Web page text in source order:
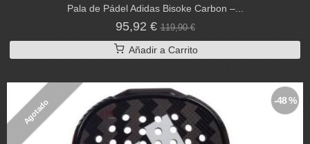
Pala de Pádel Adidas Bisoke Carbon –...
95,92 €119,90 €
Añadir a Carrito
Agotado -48 %